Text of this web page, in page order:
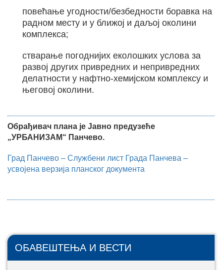
повећање угодности/безбедности боравка на
радном месту и у ближој и даљој околини
комплекса;
стварање погоднијих еколошких услова за
развој других привредних и непривредних
делатности у нафтно-хемијском комплексу и
његовој околини.
Обрађивач плана је Јавно предузеће
„УРБАНИЗАМ“ Панчево.
Град Панчево – Службени лист Града Панчева –
усвојена верзија планског документа
ОБАВЕШТЕЊА И ВЕСТИ